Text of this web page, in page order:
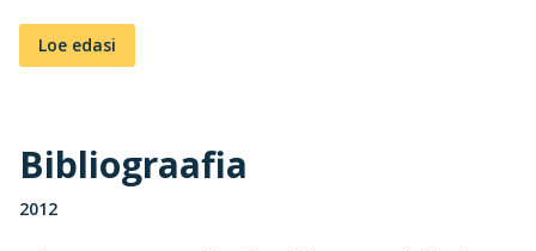
Loe edasi
Bibliograafia
2012